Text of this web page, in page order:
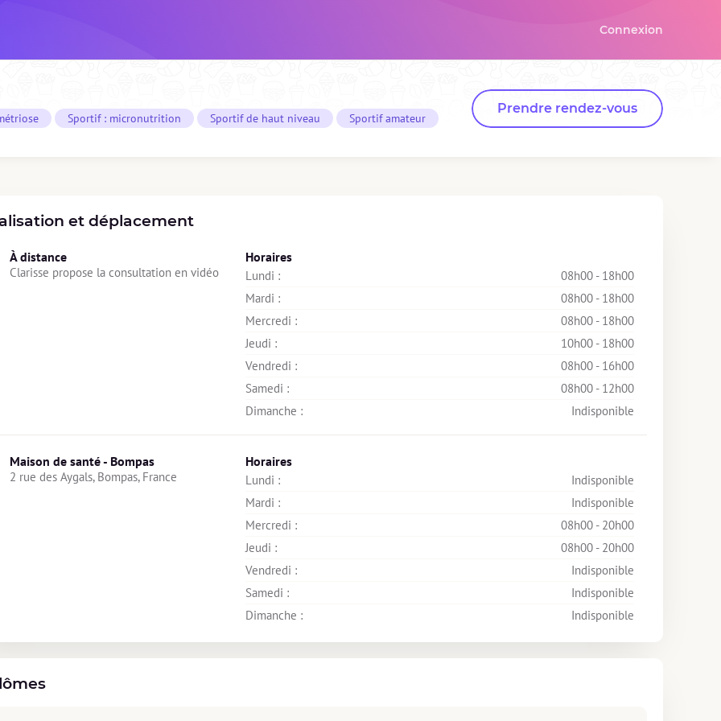
Connexion
Sportif : micronutrition Sportif de haut niveau Sportif amateur
Prendre rendez-vous
et déplacement
À distance
Clarisse propose la consultation en vidéo
Horaires
Lundi :
08h00 - 18h00
Mardi :
08h00 - 18h00
Mercredi :
08h00 - 18h00
Jeudi :
10h00 - 18h00
Vendredi :
08h00 - 16h00
Samedi :
08h00 - 12h00
Dimanche :
Indisponible
Maison de santé - Bompas
2 rue des Aygals, Bompas, France
Horaires
Lundi :
Indisponible
Mardi :
Indisponible
Mercredi :
08h00 - 20h00
Jeudi :
08h00 - 20h00
Vendredi :
Indisponible
Samedi :
Indisponible
Dimanche :
Indisponible